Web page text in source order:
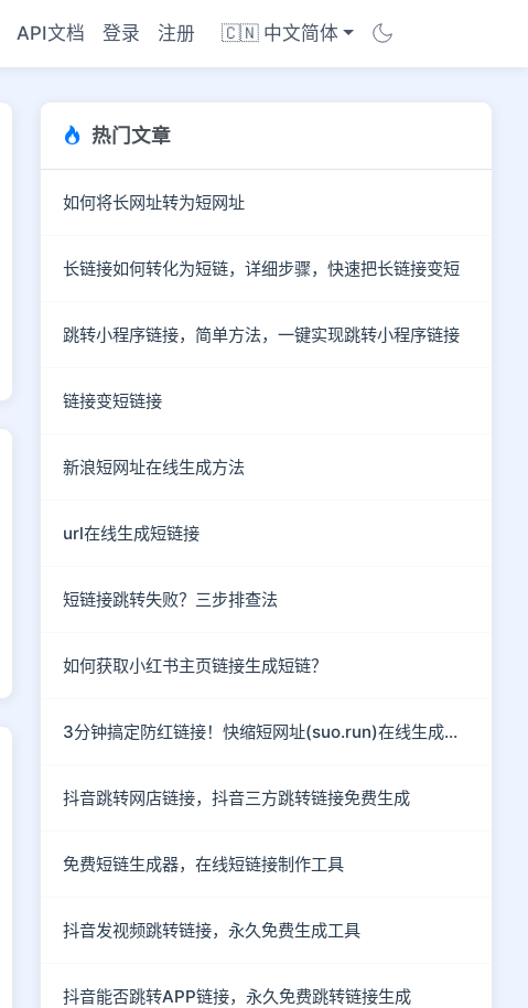
API文档 登录 注册 🇨🇳 中文简体
热门文章
如何将长网址转为短网址
长链接如何转化为短链，详细步骤，快速把长链接变短
跳转小程序链接，简单方法，一键实现跳转小程序链接
链接变短链接
新浪短网址在线生成方法
url在线生成短链接
短链接跳转失败？三步排查法
如何获取小红书主页链接生成短链？
3分钟搞定防红链接！快缩短网址(suo.run)在线生成指南
抖音跳转网店链接，抖音三方跳转链接免费生成
免费短链生成器，在线短链接制作工具
抖音发视频跳转链接，永久免费生成工具
抖音能否跳转APP链接，永久免费跳转链接生成